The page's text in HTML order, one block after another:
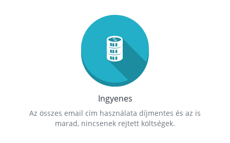
Ingyenes
Az összes email cím használata díjmentes és az is
marad, nincsenek rejtett költségek.